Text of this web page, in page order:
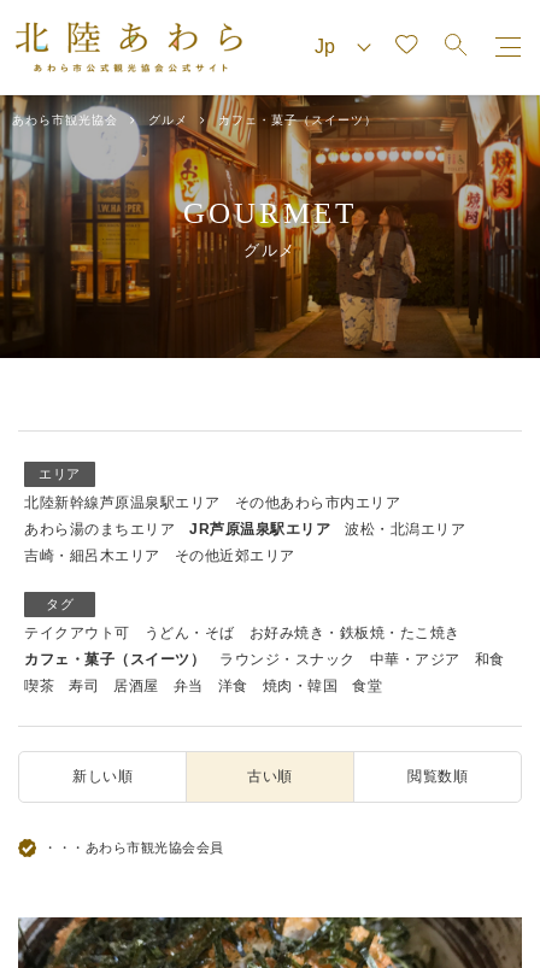
あわら市観光協会 グルメ カフェ・菓子（スイーツ）
GOURMET
グルメ
エリア
北陸新幹線芦原温泉駅エリア
その他あわら市内エリア
あわら湯のまちエリア
JR芦原温泉駅エリア
波松・北潟エリア
吉崎・細呂木エリア
その他近郊エリア
タグ
テイクアウト可 うどん・そば
お好み焼き・鉄板焼・たこ焼き
カフェ・菓子（スイーツ）
ラウンジ・スナック 中華・アジア
和食
喫茶
寿司 居酒屋 弁当 洋食 焼肉・韓国 食堂
新しい順 古い順 閲覧数順
・・・あわら市観光協会会員